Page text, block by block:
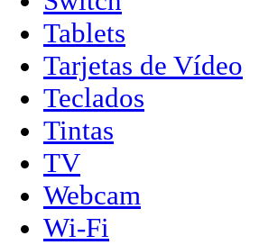
Tablets
Tarjetas de Vídeo
Teclados
Tintas
TV
Webcam
Wi-Fi